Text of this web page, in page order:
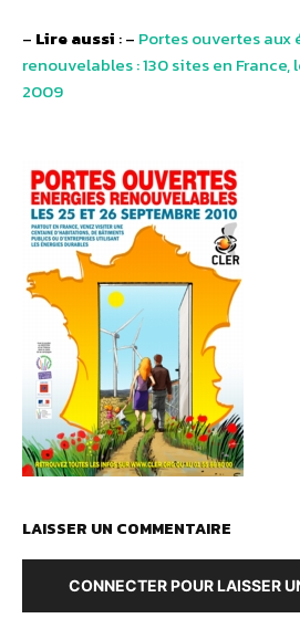
– Lire aussi : – Portes ouvertes aux
renouvelables : 130 sites en France,
2009
LAISSER UN COMMENTAIRE
CONNECTER POUR LAISSER